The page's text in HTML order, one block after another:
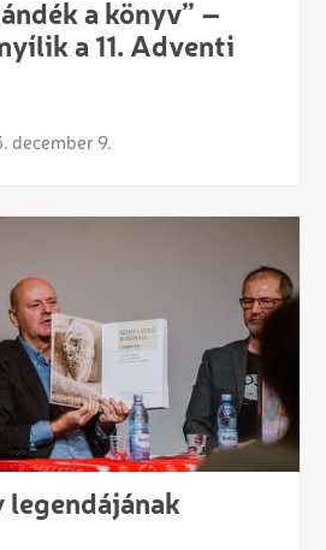
a könyv” –
a 11. Adventi
december 9.